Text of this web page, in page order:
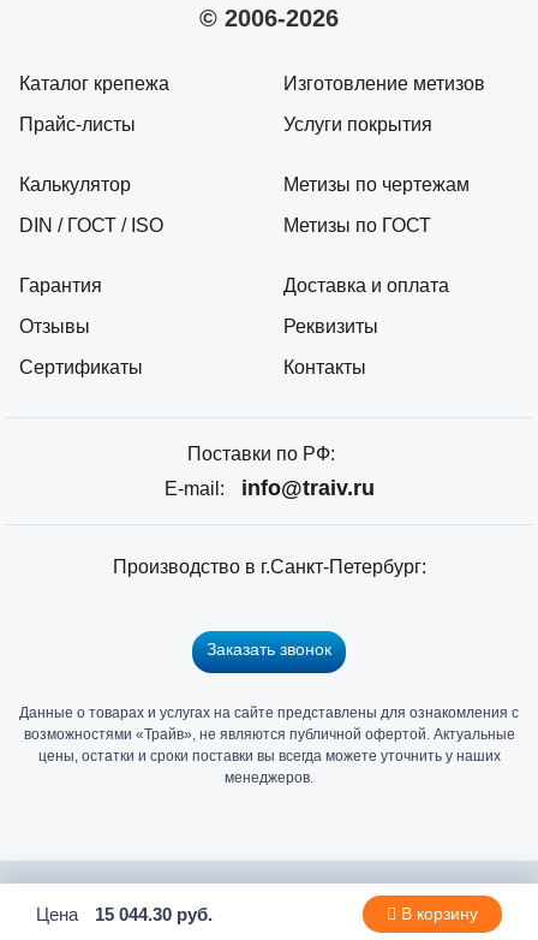
Цена 15 044.30 руб. В корзину
© 2006-2026
Каталог крепежа
Прайс-листы
Калькулятор
DIN / ГОСТ / ISO
Гарантия
Отзывы
Сертификаты
Изготовление метизов
Услуги покрытия
Метизы по чертежам
Метизы по ГОСТ
Доставка и оплата
Реквизиты
Контакты
Поставки по РФ:
E-mail:
info@traiv.ru
Производство в г.Санкт-Петербург:
Заказать звонок
Данные о товарах и услугах на сайте представлены для ознакомления с
возможностями «Трайв», не являются публичной офертой. Актуальные
цены, остатки и сроки поставки вы всегда можете уточнить у наших
менеджеров.
Главный
в
Петербурге
2006 - 2026 © Компания «Трайв» производитель и дистрибьютор
метизов и крепежа